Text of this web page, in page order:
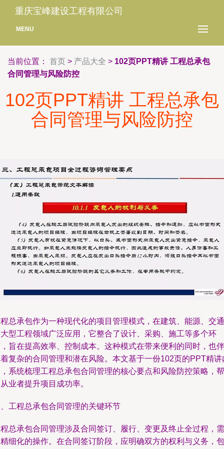
重庆宝峰建设工程有限公司
MENU
当前位置： 首页 > 产品大全 > 102页PPT精讲 工程总承包
合同管理与风险防控
102页PPT精讲 工程总承包
合同管理与风险防控
总承包作为一种现代化的项目管理模式，在建筑、能源、交通
型工程领域广泛应用，它整合了设计、采购、施工等多个环
旨在提高效率、控制成本。这种模式在带来便利的同时，也伴
复杂的合同管理和潜在风险。本文基于一份102页的PPT精讲
系统梳理工程总承包合同管理的核心要点和风险防控策略，帮
业者提升项目成功率。
工程总承包合同管理的关键环节
总承包合同管理涉及合同签订、履行、变更及终止全过程，需
细化的操作。在合同签订阶段，应明确双方的权利与义务，包